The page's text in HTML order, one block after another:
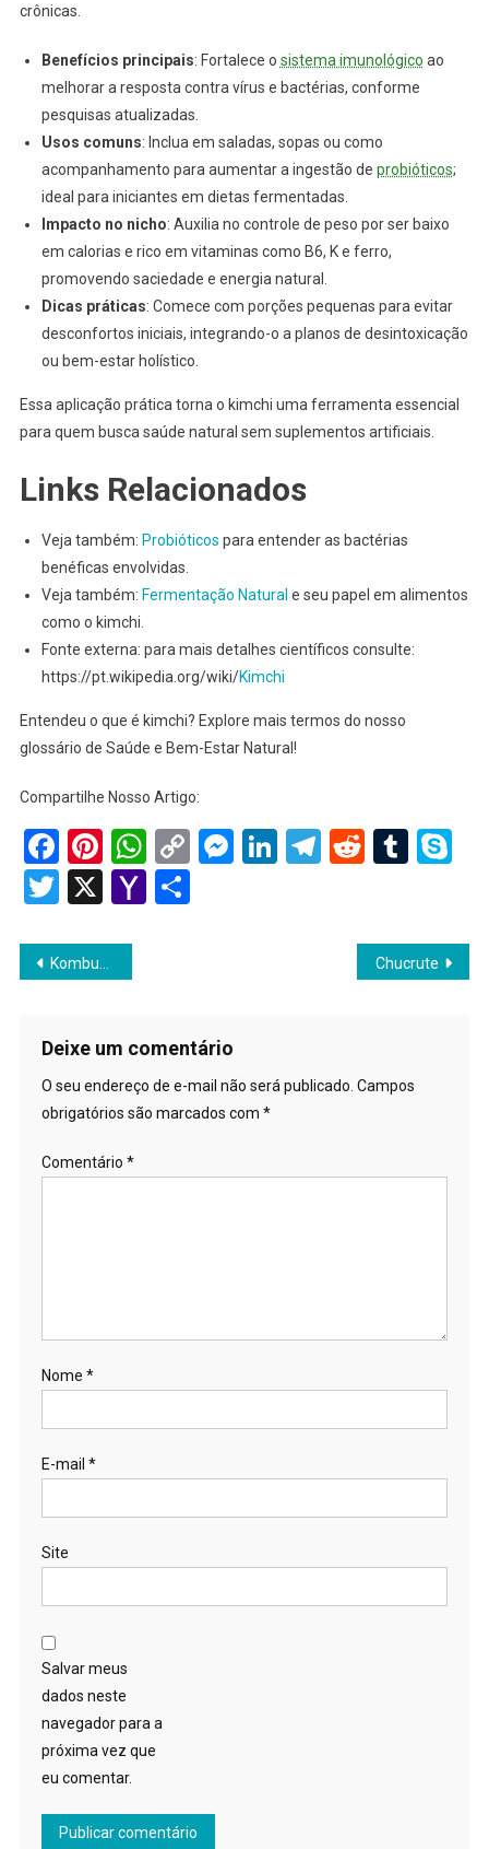
crônicas.
Benefícios principais: Fortalece o sistema imunológico ao
melhorar a resposta contra vírus e bactérias, conforme
pesquisas atualizadas.
Usos comuns: Inclua em saladas, sopas ou como
acompanhamento para aumentar a ingestão de probióticos;
ideal para iniciantes em dietas fermentadas.
Impacto no nicho: Auxilia no controle de peso por ser baixo
em calorias e rico em vitaminas como B6, K e ferro,
promovendo saciedade e energia natural.
Dicas práticas: Comece com porções pequenas para evitar
desconfortos iniciais, integrando-o a planos de desintoxicação
ou bem-estar holístico.
Essa aplicação prática torna o kimchi uma ferramenta essencial
para quem busca saúde natural sem suplementos artificiais.
Links Relacionados
Veja também: Probióticos para entender as bactérias
benéficas envolvidas.
Veja também: Fermentação Natural e seu papel em alimentos
como o kimchi.
Fonte externa: para mais detalhes científicos consulte:
https://pt.wikipedia.org/wiki/Kimchi
Entendeu o que é kimchi? Explore mais termos do nosso
glossário de Saúde e Bem-Estar Natural!
Compartilhe Nosso Artigo:
Facebook
Pinterest
WhatsApp
Copy
Link
Messenger
LinkedIn
Telegram
Reddit
Twitter
X YahooShare
Navegação
Post
Kombucha Chucrute
Deixe um comentário
O seu endereço de e-mail não será publicado. Campos
obrigatórios são marcados com *
Comentário *
Nome *
E-mail *
Site
Salvar meus
dados neste
navegador para a
próxima vez que
eu comentar.